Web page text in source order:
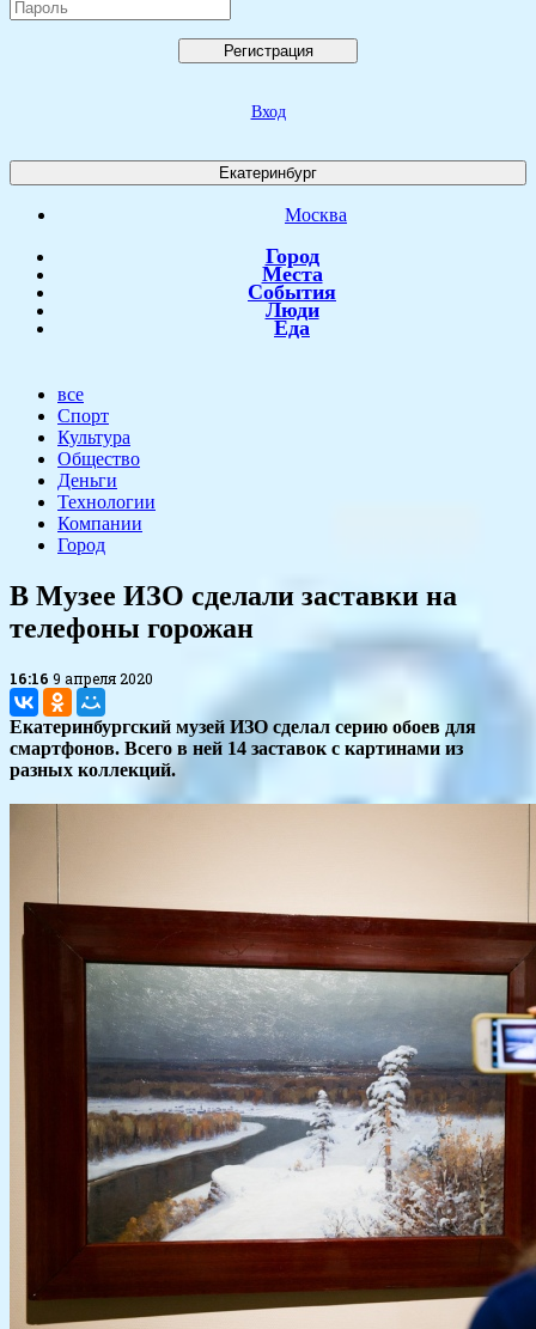
Регистрация
Вход
Екатеринбург
Москва
Город
Места
События
Люди
Еда
все
Спорт
Культура
Общество
Деньги
Технологии
Компании
Город
В Музее ИЗО сделали заставки на
телефоны горожан
16:16 9 апреля 2020
Екатеринбургский музей ИЗО сделал серию обоев для
смартфонов. Всего в ней 14 заставок с картинами из
разных коллекций.